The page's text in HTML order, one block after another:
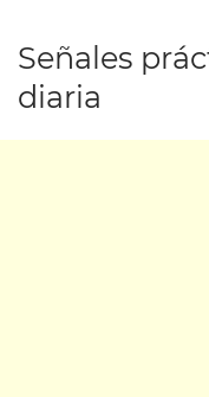
Señales
diaria